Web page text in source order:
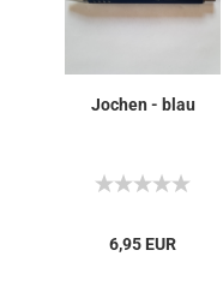
Jochen - blau
6,95 EUR